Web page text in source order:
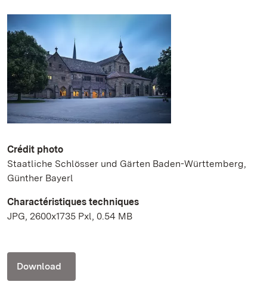
Crédit photo
Staatliche Schlösser und Gärten Baden-Württemberg,
Günther Bayerl
Charactéristiques techniques
JPG, 2600x1735 Pxl, 0.54 MB
Download